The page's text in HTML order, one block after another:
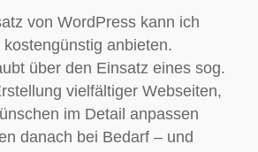
von WordPress kann ich
anbieten.
über den Einsatz eines sog.
vielfältiger Webseiten,
im Detail anpassen
danach bei Bedarf – und